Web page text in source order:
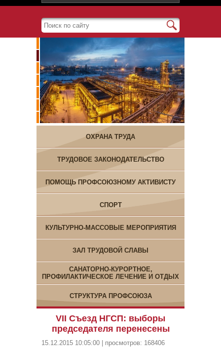
ОХРАНА ТРУДА
ТРУДОВОЕ ЗАКОНОДАТЕЛЬСТВО
ПОМОЩЬ ПРОФСОЮЗНОМУ АКТИВИСТУ
СПОРТ
КУЛЬТУРНО-МАССОВЫЕ МЕРОПРИЯТИЯ
ЗАЛ ТРУДОВОЙ СЛАВЫ
САНАТОРНО-КУРОРТНОЕ,
ПРОФИЛАКТИЧЕСКОЕ ЛЕЧЕНИЕ И ОТДЫХ
СТРУКТУРА ПРОФСОЮЗА
VII Съезд НГСП: выборы
председателя перенесены
15.12.2015 10:05:00 | просмотров: 168406